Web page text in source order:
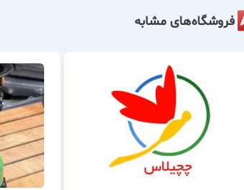
فروشگاه‌های مشابه